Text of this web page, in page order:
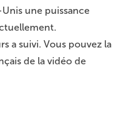
une puissance
a suivi. Vous pouvez la
de la vidéo de